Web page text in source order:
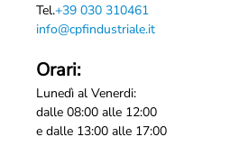
Tel.+39 030 310461
info@cpfindustriale.it
Orari:
Lunedì al Venerdi:
dalle 08:00 alle 12:00
e dalle 13:00 alle 17:00